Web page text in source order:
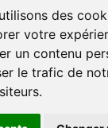
des
votre
un contenu
le trafic de